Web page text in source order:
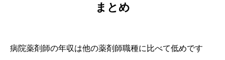
まとめ
病院薬剤師の年収は他の薬剤師職種に比べて低めです